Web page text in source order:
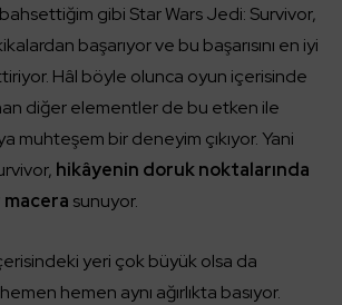
gibi Star Wars Jedi: Survivor,
başarıyor ve bu başarısını en iyi
Hâl böyle olunca oyun içerisinde
diğer elementler de bu etken ile
muhteşem bir deneyim çıkıyor. Yani
hikâyenin doruk noktalarında
sunuyor.
yeri çok büyük olsa da
hemen aynı ağırlıkta basıyor.